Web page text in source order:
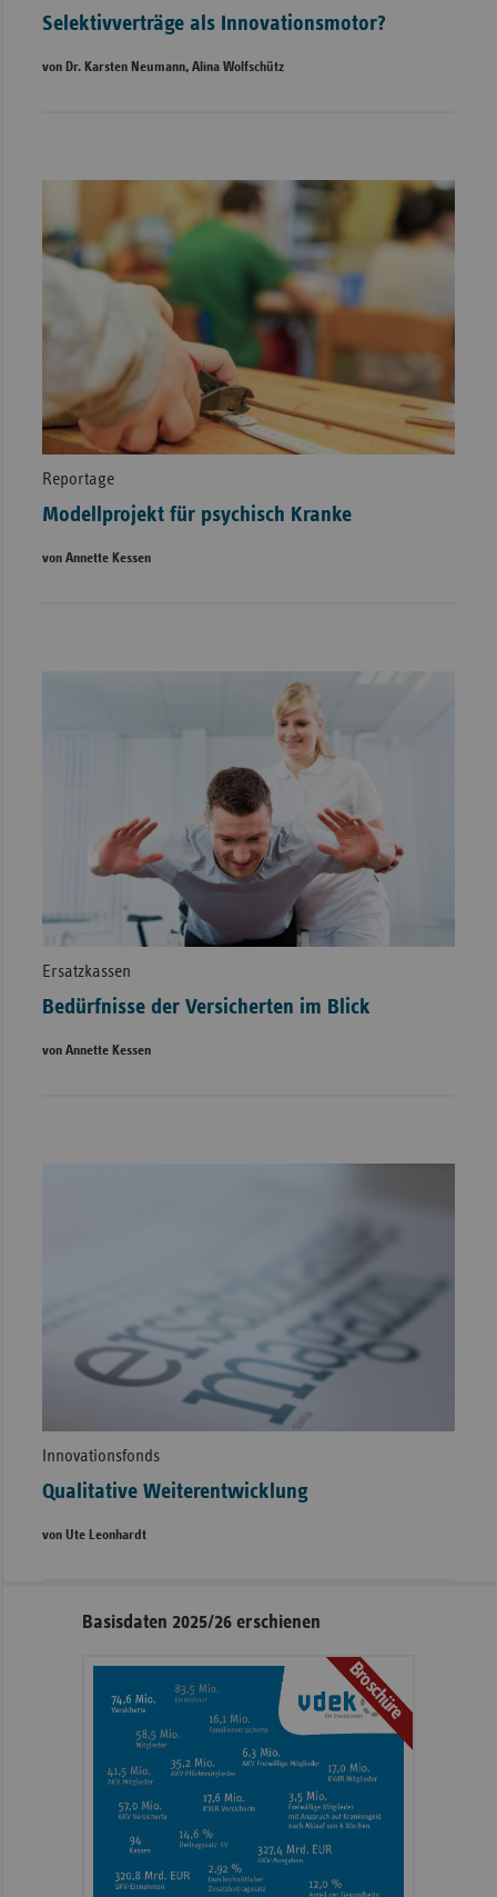
Selektivverträge als Innovationsmotor?
von Dr. Karsten Neumann, Alina Wolfschütz
Reportage
Modellprojekt für psychisch Kranke
von Annette Kessen
Ersatzkassen
Bedürfnisse der Versicherten im Blick
von Annette Kessen
Innovationsfonds
Qualitative Weiterentwicklung
von Ute Leonhardt
Seitennavigation
Seitenleiste
Informationen
Basisdaten 2025/26 erschienen
Broschüre